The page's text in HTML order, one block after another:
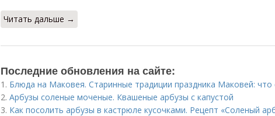
Читать дальше →
Последние обновления на сайте:
1. Блюда на Маковея. Старинные традиции праздника Маковей: что
2. Арбузы соленые моченые. Квашеные арбузы с капустой
3. Как посолить арбузы в кастрюле кусочками. Рецепт «Соленый